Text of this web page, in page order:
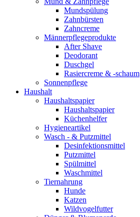
Mundspülung
Zahnbürsten
Zahncreme
Männerpflegeprodukte
After Shave
Deodorant
Duschgel
Rasiercreme & -schaum
Sonnenpflege
Haushalt
Haushaltspapier
Haushaltspapier
Küchenhelfer
Hygieneartikel
Wasch - & Putzmittel
Desinfektionsmittel
Putzmittel
Spülmittel
Waschmittel
Tiernahrung
Hunde
Katzen
Wildvogelfutter